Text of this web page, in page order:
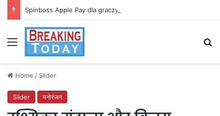
Spinboss Apple Pay dla graczy na iPhone
Menu
Home / Slider
Slider मनोरंजन